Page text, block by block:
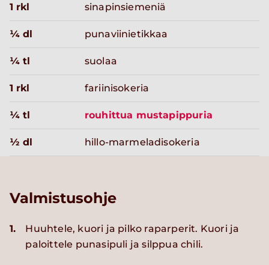
1 rkl sinapinsiemeniä
¼ dl punaviinietikkaa
¼ tl suolaa
1 rkl fariinisokeria
¼ tl rouhittua mustapippuria
½ dl hillo-marmeladisokeria
Valmistusohje
1.
Huuhtele, kuori ja pilko raparperit. Kuori ja
paloittele punasipuli ja silppua chili.